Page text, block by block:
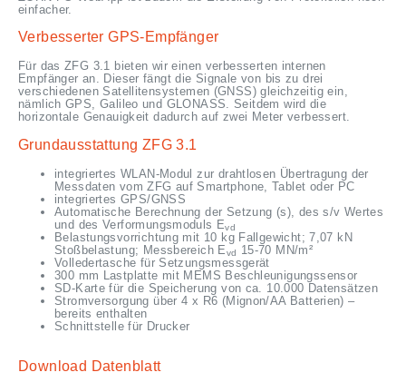
einfacher.
Verbesserter GPS-Empfänger
Für das ZFG 3.1 bieten wir einen verbesserten internen
Empfänger an. Dieser fängt die Signale von bis zu drei
verschiedenen Satellitensystemen (GNSS) gleichzeitig ein,
nämlich GPS, Galileo und GLONASS. Seitdem wird die
horizontale Genauigkeit dadurch auf zwei Meter verbessert.
Grundausstattung ZFG 3.1
integriertes WLAN-Modul zur drahtlosen Übertragung der
Messdaten vom ZFG auf Smartphone, Tablet oder PC
integriertes GPS/GNSS
Automatische Berechnung der Setzung (s), des s/v Wertes
und des Verformungsmoduls Evd
Belastungsvorrichtung mit 10 kg Fallgewicht; 7,07 kN
Stoßbelastung; Messbereich Evd
15-70 MN/m²
Volledertasche für Setzungsmessgerät
300 mm Lastplatte mit MEMS Beschleunigungssensor
SD-Karte für die Speicherung von ca. 10.000 Datensätzen
Stromversorgung über 4 x R6 (Mignon/AA Batterien) –
bereits enthalten
Schnittstelle für Drucker
Download Datenblatt